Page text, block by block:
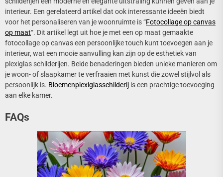
interieur. Een gerelateerd artikel dat ook interessante ideeën biedt
voor het personaliseren van je woonruimte is “Fotocollage op canvas
op maat“. Dit artikel legt uit hoe je met een op maat gemaakte
fotocollage op canvas een persoonlijke touch kunt toevoegen aan je
interieur, wat een mooie aanvulling kan zijn op de esthetiek van
plexiglas schilderijen. Beide benaderingen bieden unieke manieren om
je woon- of slaapkamer te verfraaien met kunst die zowel stijlvol als
persoonlijk is. Bloemenplexiglasschilderij is een prachtige toevoeging
aan elke kamer.
FAQs